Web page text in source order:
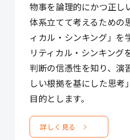
物事を論理的にかつ正し
体系立てて考えるための
ィカル・シンキング」を
リティカル・シンキング
判断の信憑性を知り、演
しい根拠を基にした思考
目的とします。
詳しく見る